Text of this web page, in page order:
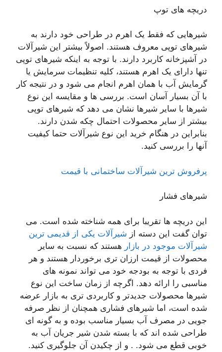
دریچه های توپ
شیرهایی که فقط یک اهرم در طراحی خود دارند به
شیرهای توپی معروف هستند. اصولاً بیشتر این شیرآلات
در آشپزخانه کاربرد دارند. با توجه به اینکه شیرهای توپی
تنها دارای یک اهرم هستند، کلیه تنظیمات سرمایش یا
گرمایش آب با همان اهرم انجام می شود و در نتیجه کار
با آن بسیار آسان است. بررسی ها و مقایسه این نوع
شیرها با سایر شیرها نشان می دهد که شیرهای توپی
بیشتر از سایر محصولات احتمال چکه شدن دارند.
بنابراین در هنگام خرید این نوع شیرآلات حتما کیفیت
آنها را بررسی کنید.
پرفروش ترین شیرآلات ساختمانی با قیمت
شیرهای فشار
این دریچه ها تقریبا برای همه شناخته شده است. می
توان گفت این دسته از شیرآلات یکی از قدیمی ترین
شیرآلات موجود در بازار هستند که نسبت به سایر
محصولات از قیمت ارزان تری برخوردار هستند و هر
فردی با توجه به بودجه خود می تواند نمونه های
مناسبی را ارائه دهد. اگرچه از زمان ساخت این نوع
شیرها محصولات جدیدتر و کاربردی تری به بازار عرضه
شده است، اما شیرهای فشاری همچنان از نظر صرفه
جویی در مصرف آب بسیار مناسب بوده و به گونه ای
طراحی شده اند که با بسته شدن شیر جریان آب به
خوبی قطع می شود. . و از چکیدن آن جلوگیری کنید.